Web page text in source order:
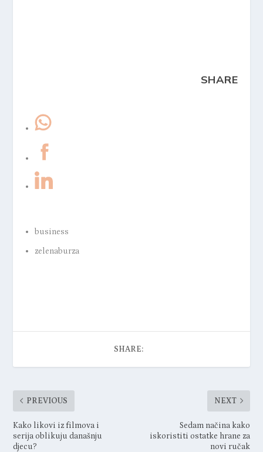
SHARE
business
zelenaburza
SHARE:
PREVIOUS
Kako likovi iz filmova i
serija oblikuju današnju
djecu?
NEXT
Sedam načina kako
iskoristiti ostatke hrane za
novi ručak